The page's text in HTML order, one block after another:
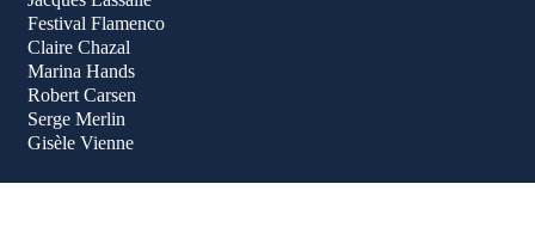
Festival Flamenco
Claire Chazal
Marina Hands
Robert Carsen
Serge Merlin
Gisèle Vienne